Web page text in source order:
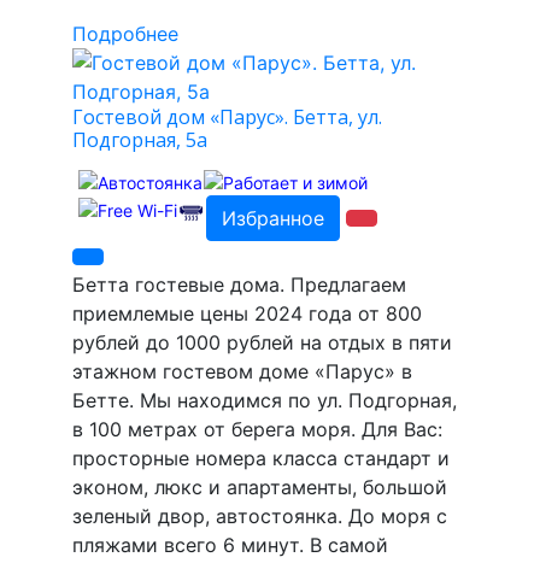
Подробнее
Гостевой дом «Парус». Бетта, ул.
Подгорная, 5а
Избранное
Бетта гостевые дома. Предлагаем
приемлемые цены 2024 года от 800
рублей до 1000 рублей на отдых в пяти
этажном гостевом доме «Парус» в
Бетте. Мы находимся по ул. Подгорная,
в 100 метрах от берега моря. Для Вас:
просторные номера класса стандарт и
эконом, люкс и апартаменты, большой
зеленый двор, автостоянка. До моря с
пляжами всего 6 минут. В самой